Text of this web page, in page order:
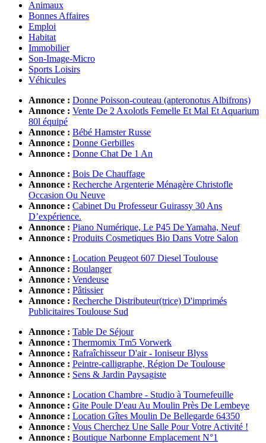
Animaux
Bonnes Affaires
Emploi
Habitat
Immobilier
Son-Image-Micro
Sports Loisirs
Véhicules
Annonce : Donne Poisson-couteau (apteronotus Albifrons)
Annonce : Vente De 2 Axolotls Femelle Et Mal Et Aquarium
80l équipé
Annonce : Bébé Hamster Russe
Annonce : Donne Gerbilles
Annonce : Donne Chat De 1 An
Annonce : Bois De Chauffage
Annonce : Recherche Argenterie Ménagère Christofle
Occasion Ou Neuve
Annonce : Cabinet Du Professeur Guirassy 30 Ans
D’expérience.
Annonce : Piano Numérique, Le P45 De Yamaha, Neuf
Annonce : Produits Cosmetiques Bio Dans Votre Salon
Annonce : Location Peugeot 607 Diesel Toulouse
Annonce : Boulanger
Annonce : Vendeuse
Annonce : Pâtissier
Annonce : Recherche Distributeur(trice) D'imprimés
Publicitaires Toulouse Sud
Annonce : Table De Séjour
Annonce : Thermomix Tm5 Vorwerk
Annonce : Rafraîchisseur D'air - Ioniseur Blyss
Annonce : Peintre-calligraphe, Région De Toulouse
Annonce : Sens & Jardin Paysagiste
Annonce : Location Chambre - Studio à Tournefeuille
Annonce : Gite Poule D'eau Au Moulin Près De Lembeye
Annonce : Location Gîtes Moulin De Bellegarde 64350
Annonce : Vous Cherchez Une Salle Pour Votre Activité !
Annonce : Boutique Narbonne Emplacement N°1